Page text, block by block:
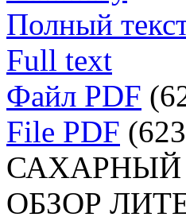
Полный
Full text
Файл PDF
File PDF
САХАРНЫЙ
ОБЗОР